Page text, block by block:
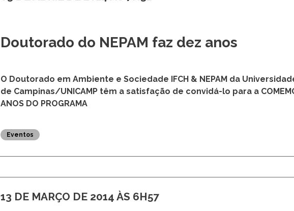
Doutorado do NEPAM faz dez anos
O Doutorado em Ambiente e Sociedade IFCH & NEPAM da
de Campinas/UNICAMP têm a satisfação de convidá-lo para a
ANOS DO PROGRAMA
Eventos
13 DE MARÇO DE 2014 ÀS 6H57